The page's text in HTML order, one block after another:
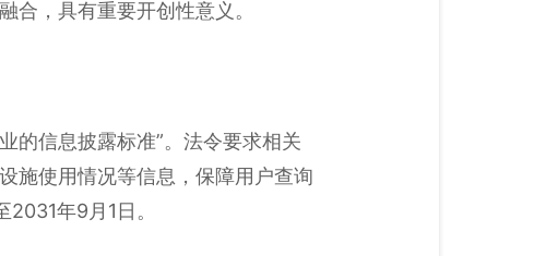
合，具有重要开创性意义。
的信息披露标准”。法令要求相关
施使用情况等信息，保障用户查询
年9月1日。